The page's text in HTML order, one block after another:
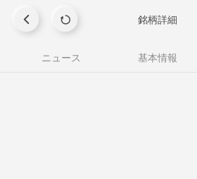
銘柄詳細
ニュース 基本情報